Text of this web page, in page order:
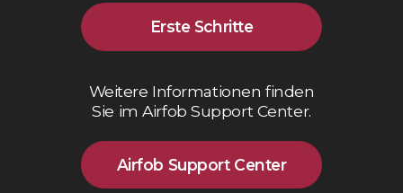
Erste Schritte
Weitere Informationen finden
Sie im Airfob Support Center.
Airfob Support Center